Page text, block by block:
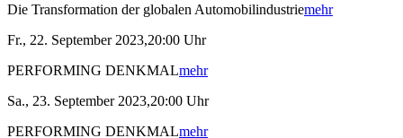
Die Transformation der globalen Automobilindustriemehr
Fr., 22. September 2023,20:00 Uhr
PERFORMING DENKMALmehr
Sa., 23. September 2023,20:00 Uhr
PERFORMING DENKMALmehr